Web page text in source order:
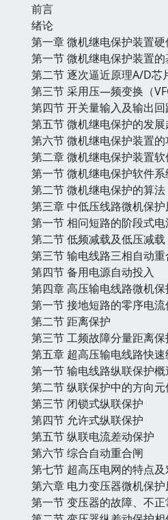
前言
绪论
第一章 微机继电保护装置硬
第一节 微机继电保护装置
第二节 逐次逼近原理A/D芯
第三节 采用压—频变换（
第四节 开关量输入及输出回
第五节 微机继电保护的发
第六节 微机继电保护装置
第二章 微机继电保护装置软
第一节 微机继电保护软件系
第二节 微机继电保护的算法
第三章 中低压线路微机保护
第一节 相问短路的阶段式电
第二节 低频减载及低压减载
第三节 输电线路三相自动重
第四节 备用电源自动投入
第四章 高压输电线路微机保
第一节 接地短路的零序电流
第二节 距离保护
第三节 工频故障分量距离保
第五章 超高压输电线路快
第一节 输电线路纵联保护概
第二节 纵联保护中的方向元
第三节 闭锁式纵联保护
第四节 允许式纵联保护
第五节 纵联电流差动保护
第六节 综合自动重合闸
第七节 超高压电网的特点
第六章 电力变压器微机保护
第一节 变压器的故障、不